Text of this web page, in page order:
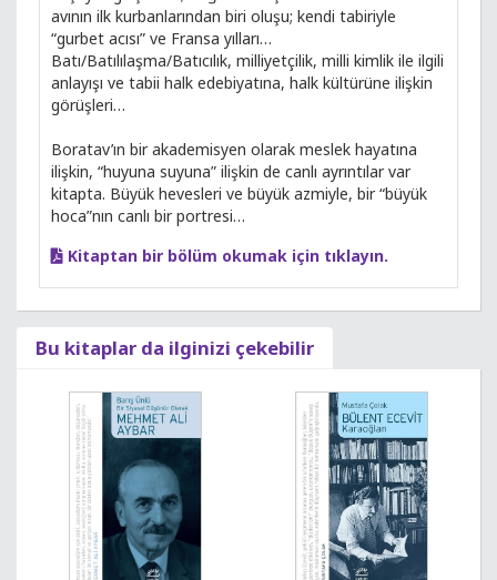
avının ilk kurbanlarından biri oluşu; kendi tabiriyle
“gurbet acısı” ve Fransa yılları…
Batı/Batılılaşma/Batıcılık, milliyetçilik, milli kimlik ile ilgili
anlayışı ve tabii halk edebiyatına, halk kültürüne ilişkin
görüşleri…
Boratav’ın bir akademisyen olarak meslek hayatına
ilişkin, “huyuna suyuna” ilişkin de canlı ayrıntılar var
kitapta. Büyük hevesleri ve büyük azmiyle, bir “büyük
hoca”nın canlı bir portresi…
Kitaptan bir bölüm okumak için tıklayın.
Bu kitaplar da ilginizi çekebilir